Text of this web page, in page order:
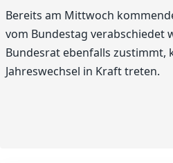
Bereits am Mittwoch
vom Bundestag verabschiedet
Bundesrat ebenfalls zustimmt,
Jahreswechsel in Kraft treten.